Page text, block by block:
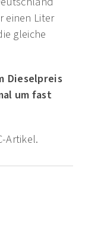
einen Liter
gleiche
Dieselpreis
um fast
Artikel.